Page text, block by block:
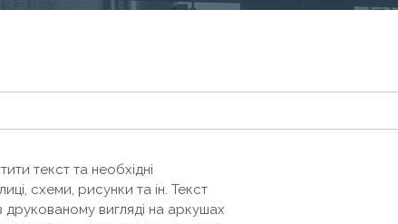
текст та необхідні
схеми, рисунки та ін. Текст
вигляді на аркушах